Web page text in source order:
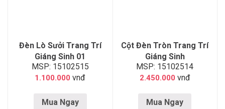
Đèn Lò Sưởi Trang Trí
Giáng Sinh 01
MSP: 15102515
1.100.000 vnđ
Mua Ngay
Cột Đèn Tròn Trang Trí
Giáng Sinh
MSP: 15102514
2.450.000 vnđ
Mua Ngay